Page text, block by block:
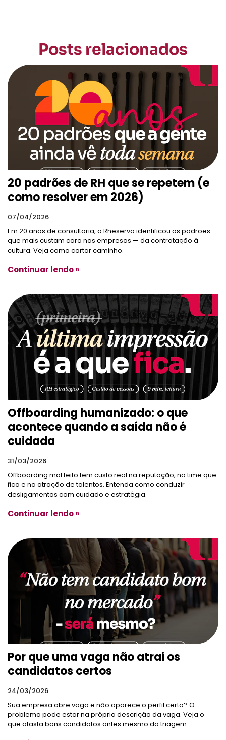
Posts relacionados
20 padrões de RH que se repetem (e
como resolver em 2026)
07/04/2026
Em 20 anos de consultoria, a Rheserva identificou os padrões
que mais custam caro nas empresas — da contratação à
cultura. Veja como cortar caminho.
Continuar lendo »
Offboarding humanizado: o que
acontece quando a saída não é
cuidada
31/03/2026
Offboarding mal feito tem custo real na reputação, no time que
fica e na atração de talentos. Entenda como conduzir
desligamentos com cuidado e estratégia.
Continuar lendo »
Por que uma vaga não atrai os
candidatos certos
24/03/2026
Sua empresa abre vaga e não aparece o perfil certo? O
problema pode estar na própria descrição da vaga. Veja o
que afasta bons candidatos antes mesmo da triagem.